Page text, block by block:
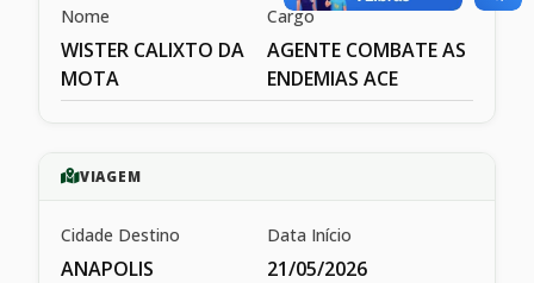
Nome
WISTER CALIXTO DA
MOTA
Cargo
AGENTE COMBATE AS
ENDEMIAS ACE
VIAGEM
Cidade Destino
ANAPOLIS
Data Início
21/05/2026